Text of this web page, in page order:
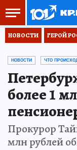
НОВОСТИ ГЕРОЙ
НОВОСТИ ЧТО
более 1
Прокурор
млн рублей